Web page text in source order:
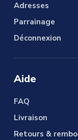
Adresses
Parrainage
Déconnexion
Aide
FAQ
Livraison
Retours &